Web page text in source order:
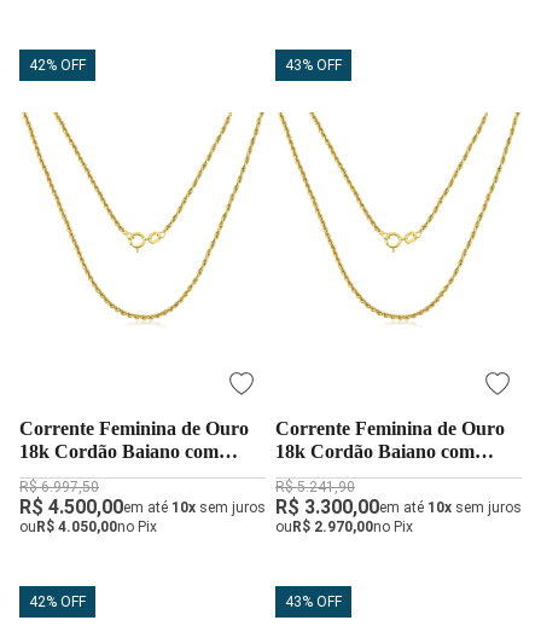
42% OFF
Corrente Feminina de Ouro
18k Cordão Baiano com
50cm
R$ 6.997,50
R$ 4.500,00em até 10x sem juros
ou R$ 4.050,00no Pix
43% OFF
Corrente Feminina de Ouro
18k Cordão Baiano com
40cm
R$ 5.241,90
R$ 3.300,00em até 10x sem juros
ou R$ 2.970,00no Pix
42% OFF 43% OFF